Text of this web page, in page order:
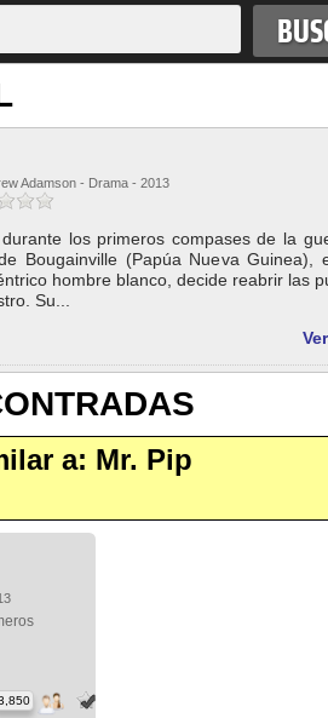
Adamson - Drama - 2013
los primeros compases de la
Bougainville (Papúa Nueva Guinea),
hombre blanco, decide reabrir las
Su...
a: Mr. Pip